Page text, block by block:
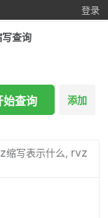
登录
查询
始查询 添加
缩写表示什么, rvz